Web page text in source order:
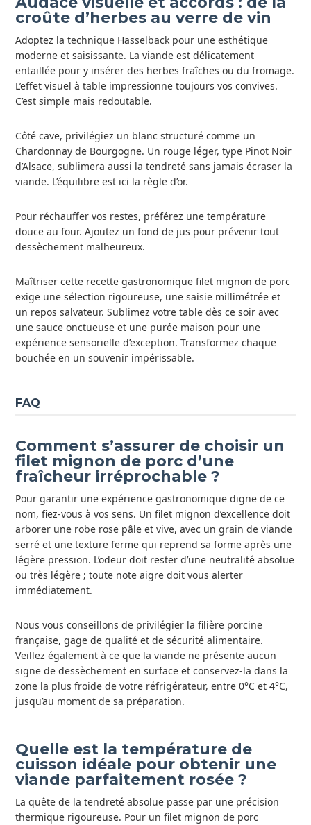
croûte d’herbes au verre de vin
Adoptez la technique Hasselback pour une esthétique
moderne et saisissante. La viande est délicatement
entaillée pour y insérer des herbes fraîches ou du fromage.
L’effet visuel à table impressionne toujours vos convives.
C’est simple mais redoutable.
Côté cave, privilégiez un blanc structuré comme un
Chardonnay de Bourgogne. Un rouge léger, type Pinot Noir
d’Alsace, sublimera aussi la tendreté sans jamais écraser la
viande. L’équilibre est ici la règle d’or.
Pour réchauffer vos restes, préférez une température
douce au four. Ajoutez un fond de jus pour prévenir tout
dessèchement malheureux.
Maîtriser cette recette gastronomique filet mignon de porc
exige une sélection rigoureuse, une saisie millimétrée et
un repos salvateur. Sublimez votre table dès ce soir avec
une sauce onctueuse et une purée maison pour une
expérience sensorielle d’exception. Transformez chaque
bouchée en un souvenir impérissable.
FAQ
Comment s’assurer de choisir un
filet mignon de porc d’une
fraîcheur irréprochable ?
Pour garantir une expérience gastronomique digne de ce
nom, fiez-vous à vos sens. Un filet mignon d’excellence doit
arborer une robe rose pâle et vive, avec un grain de viande
serré et une texture ferme qui reprend sa forme après une
légère pression. L’odeur doit rester d’une neutralité absolue
ou très légère ; toute note aigre doit vous alerter
immédiatement.
Nous vous conseillons de privilégier la filière porcine
française, gage de qualité et de sécurité alimentaire.
Veillez également à ce que la viande ne présente aucun
signe de dessèchement en surface et conservez-la dans la
zone la plus froide de votre réfrigérateur, entre 0°C et 4°C,
jusqu’au moment de sa préparation.
Quelle est la température de
cuisson idéale pour obtenir une
viande parfaitement rosée ?
La quête de la tendreté absolue passe par une précision
thermique rigoureuse. Pour un filet mignon de porc